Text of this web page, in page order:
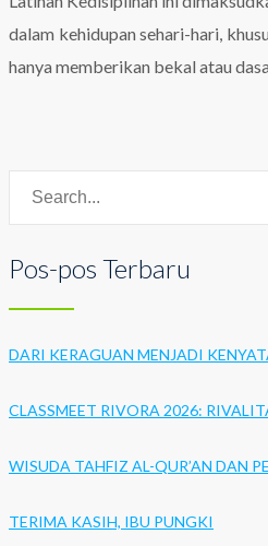
dalam kehidupan sehari-hari,
hanya memberikan bekal atau
Pos-pos Terbaru
DARI KERAGUAN MENJADI
CLASSMEET RIVORA 2026:
WISUDA TAHFIZ AL-QUR’AN DAN
TERIMA KASIH, IBU PUNGKI